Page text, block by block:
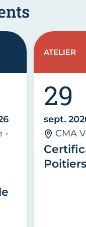
-
Poitiers
29
sept.
CMA
ATELIER